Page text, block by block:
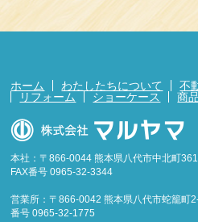
ホーム わたしたちについて 不
リフォーム
ショーケース 商
本社：〒866-0044 熊本県八代市中北町
FAX番号 0965-32-3344
営業所：〒866-0042 熊本県八代市蛇籠
番号 0965-32-1775